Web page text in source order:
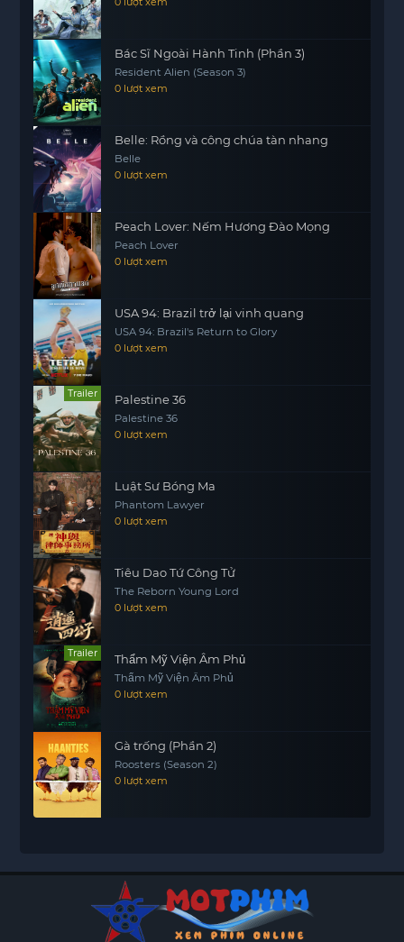
Bác Sĩ Ngoài Hành Tinh (Phần 3)
Resident Alien (Season 3)
0 lượt xem
Belle: Rồng và công chúa tàn nhang
Belle
0 lượt xem
Peach Lover: Nếm Hương Đào Mọng
Peach Lover
0 lượt xem
USA 94: Brazil trở lại vinh quang
USA 94: Brazil's Return to Glory
0 lượt xem
Trailer Palestine 36
Palestine 36
0 lượt xem
Luật Sư Bóng Ma
Phantom Lawyer
0 lượt xem
Tiêu Dao Tứ Công Tử
The Reborn Young Lord
0 lượt xem
Trailer Thẩm Mỹ Viện Âm Phủ
Thẩm Mỹ Viện Âm Phủ
0 lượt xem
Gà trống (Phần 2)
Roosters (Season 2)
0 lượt xem